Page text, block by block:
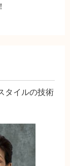
タイルの技術